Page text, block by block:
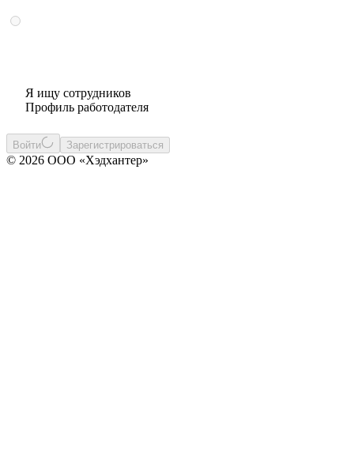
Я ищу сотрудников
Профиль работодателя
Войти Зарегистрироваться
© 2026 ООО «Хэдхантер»